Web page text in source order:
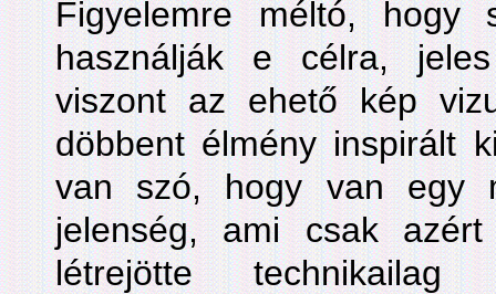
Figyelemre méltó, hogy
használják e célra,
viszont az ehető kép
döbbent élmény inspirált
van szó, hogy van egy
jelenség, ami csak
létrejötte